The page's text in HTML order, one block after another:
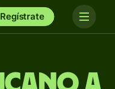
Regístrate